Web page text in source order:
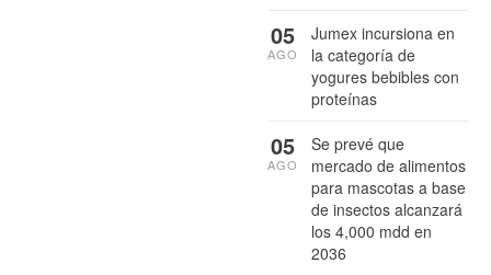
Jumex incursiona en
la categoría de
yogures bebibles con
proteínas
05
AGO
Se prevé que
mercado de alimentos
para mascotas a base
de insectos alcanzará
los 4,000 mdd en
2036
05
AGO